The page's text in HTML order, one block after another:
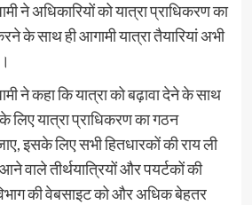
ने अधिकारियों को यात्रा प्राधिकरण का
के साथ ही आगामी यात्रा तैयारियां अभी
ने कहा कि यात्रा को बढ़ावा देने के साथ
लिए यात्रा प्राधिकरण का गठन
इसके लिए सभी हितधारकों की राय ली
वाले तीर्थयात्रियों और पयर्टकों की
की वेबसाइट को और अधिक बेहतर